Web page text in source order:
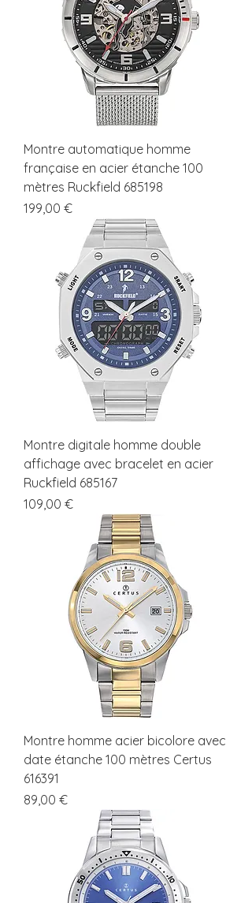
Montre automatique homme
française en acier étanche 100
mètres Ruckfield 685198
Prix
199,00 €
Montre digitale homme double
affichage avec bracelet en acier
Ruckfield 685167
Prix
109,00 €
Montre homme acier bicolore avec
date étanche 100 mètres Certus
616391
Prix
89,00 €